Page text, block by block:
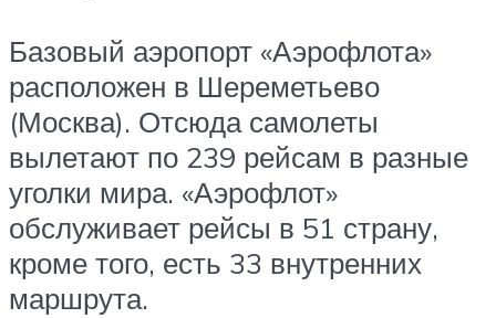
Базовый аэропорт «Аэрофлота»
расположен в Шереметьево
(Москва). Отсюда самолеты
вылетают по 239 рейсам в разные
уголки мира. «Аэрофлот»
обслуживает рейсы в 51 страну,
кроме того, есть 33 внутренних
маршрута.